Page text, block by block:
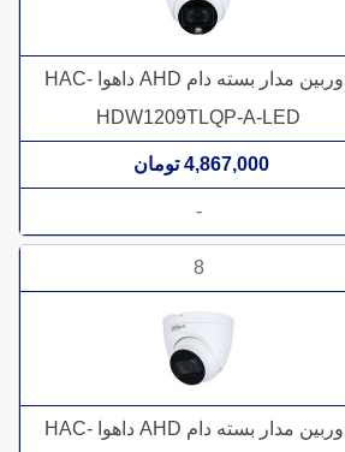
دوربین مدار بسته دام AHD داهوا HAC-
HDW1209TLQP-A-LED
4,867,000 تومان
-
8
دوربین مدار بسته دام AHD داهوا HAC-